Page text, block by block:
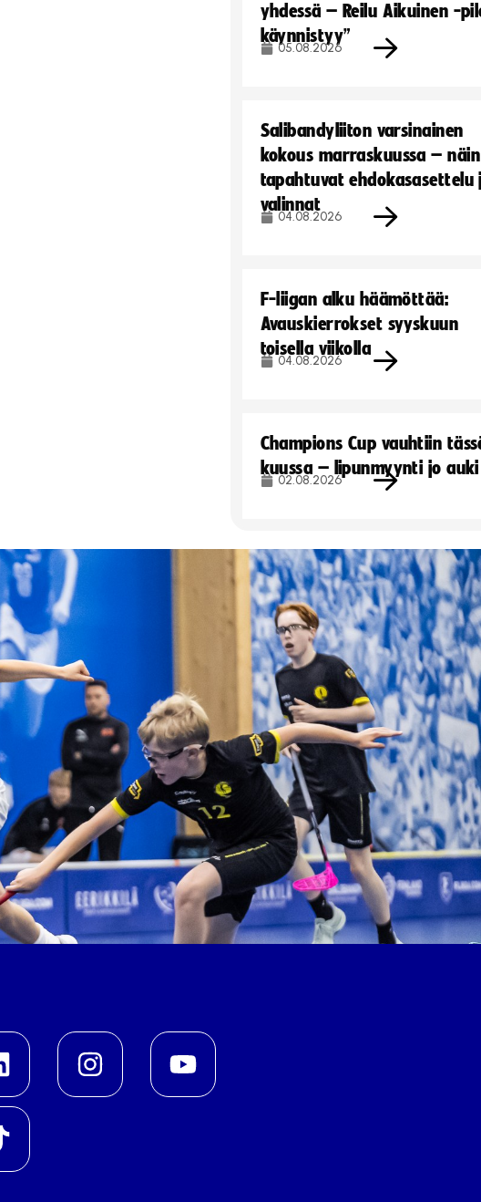
yhdessä – Reilu Aikuinen -
käynnistyy”
05.08.2026
Salibandyliiton varsinainen
kokous marraskuussa – näin
tapahtuvat ehdokasasettelu
valinnat
04.08.2026
F-liigan alku häämöttää:
Avauskierrokset syyskuun
toisella viikolla
04.08.2026
Champions Cup vauhtiin
kuussa – lipunmyynti jo auki
02.08.2026